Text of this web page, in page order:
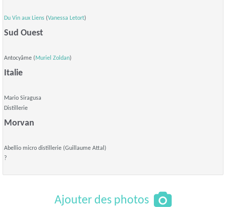
Du Vin aux Liens (Vanessa Letort)
Sud Ouest
Antocyâme ( Muriel Zoldan)
Italie
Mario Siragusa
Distillerie
Morvan
Abellio micro distillerie (Guillaume Attal)
?
Ajouter des photos